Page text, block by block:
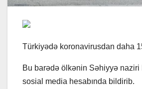
Türkiyədə koronavirusdan daha
Bu barədə ölkənin Səhiyyə naziri
sosial media hesabında bildirib.